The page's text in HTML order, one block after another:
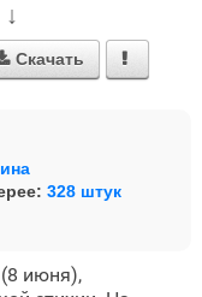
Скачать 
328 штук
июня),